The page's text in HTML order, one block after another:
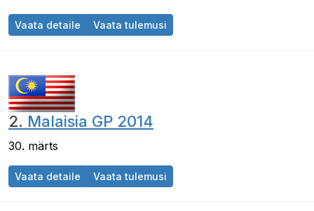
Vaata detaile Austraalia GP 2014
Vaata tulemusi
2. Malaisia GP 2014
30. märts
Vaata detaile Malaisia GP 2014
Vaata tulemusi